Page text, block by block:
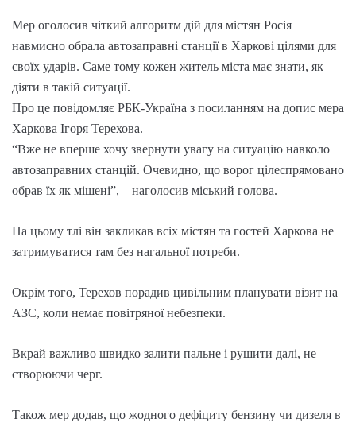
Мер оголосив чіткий алгоритм дій для містян Росія
навмисно обрала автозаправні станції в Харкові цілями для
своїх ударів. Саме тому кожен житель міста має знати, як
діяти в такій ситуації.
Про це повідомляє РБК-Україна з посиланням на допис мера
Харкова Ігоря Терехова.
“Вже не вперше хочу звернути увагу на ситуацію навколо
автозаправних станцій. Очевидно, що ворог цілеспрямовано
обрав їх як мішені”, – наголосив міський голова.
На цьому тлі він закликав всіх містян та гостей Харкова не
затримуватися там без нагальної потреби.
Окрім того, Терехов порадив цивільним планувати візит на
АЗС, коли немає повітряної небезпеки.
Вкрай важливо швидко залити пальне і рушити далі, не
створюючи черг.
Також мер додав, що жодного дефіциту бензину чи дизеля в